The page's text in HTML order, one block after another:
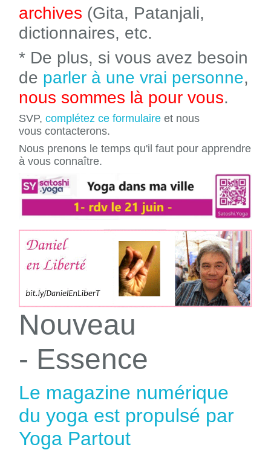
archives (Gita, Patanjali,
dictionnaires, etc.
* De plus, si vous avez besoin
de parler à une vrai personne,
nous sommes là pour vous.
SVP, complétez ce formulaire et nous
vous contacterons.
Nous prenons le temps qu'il faut pour apprendre
à vous connaître.
Nouveau
- Essence
Le magazine numérique
du yoga est propulsé par
Yoga Partout